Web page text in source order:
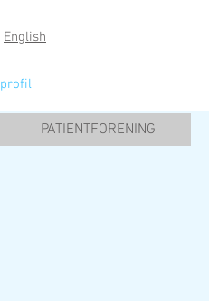
English
PATIENTFORENING